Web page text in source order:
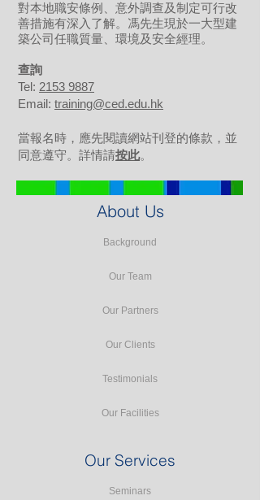
對本地職安條例、意外調查及制定可行改
善措施有深入了解。馮先生現於一大型建
築公司任職質量、環境及安全經理。
​查詢
Tel: 2153 9887
Email: training@ced.edu.hk
當報名時，應先閱讀網站刊登的條款，並
同意遵守。詳情請按此。
About Us
Background
Our Team
Our Partners
Our Clients
Testimonials
Our Facilities
Our Services
Seminars